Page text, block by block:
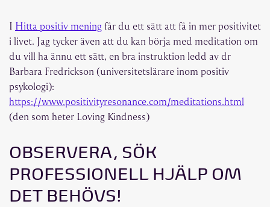
I Hitta positiv meningfår du ett sätt att få in mer positivitet
i livet. Jag tycker även att du kan börja med meditation om
du vill ha ännu ett sätt, en bra instruktion ledd av dr
Barbara Fredrickson (universitetslärare inom positiv
psykologi):
https://www.positivityresonance.com/meditations.html
(den som heter Loving Kindness)
OBSERVERA, SÖK
PROFESSIONELL HJÄLP OM
DET BEHÖVS!